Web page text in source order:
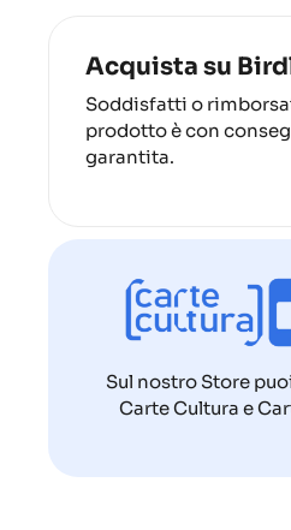
Acquista su
Soddisfatti o
prodotto è con
garantita.
Sul nostro Store
Carte Cultura e